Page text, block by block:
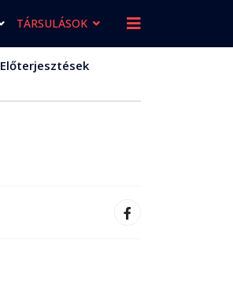
TÁRSULÁSOK
Előterjesztések